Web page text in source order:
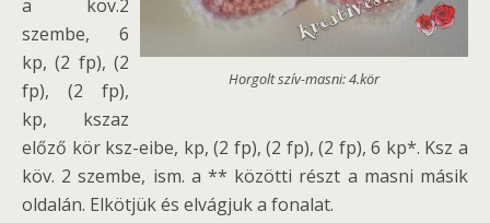
Horgolt szív-masni: 4.kör
a köv.2
szembe, 6
kp, (2 fp), (2
fp), (2 fp),
kp, kszaz
előző kör ksz-eibe, kp, (2 fp), (2 fp), (2 fp), 6 kp*. Ksz a
köv. 2 szembe, ism. a ** közötti részt a masni másik
oldalán. Elkötjük és elvágjuk a fonalat.